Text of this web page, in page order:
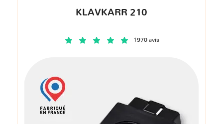
KLAVKARR 210
1970 avis